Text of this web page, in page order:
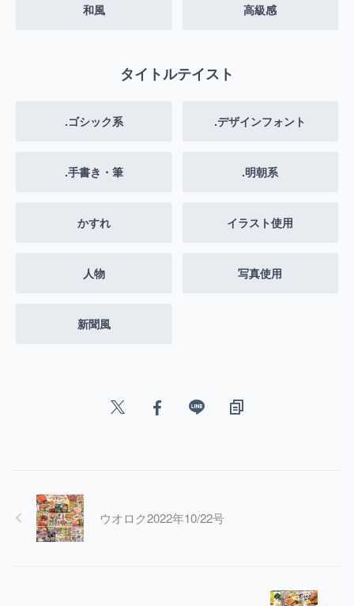
和風 高級感
タイトルテイスト
.ゴシック系 .デザインフォント
.手書き・筆 .明朝系
かすれ イラスト使用
人物 写真使用
新聞風
ウオロク2022年10/22号